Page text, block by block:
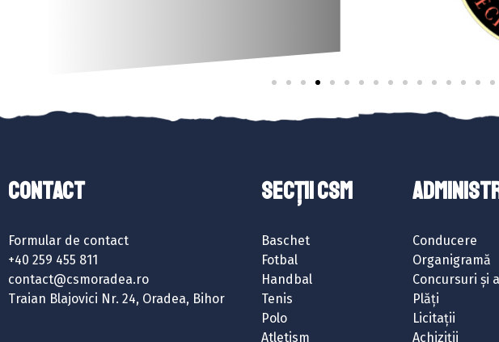
Contact
Formular de contact
+40 259 455 811
contact@csmoradea.ro
Traian Blajovici Nr. 24, Oradea, Bihor
SECȚII CSM
Baschet
Fotbal
Handbal
Tenis
Polo
Atletism
Conducere
Organigramă
Concursuri și
Plăți
Licitații
Achiziții